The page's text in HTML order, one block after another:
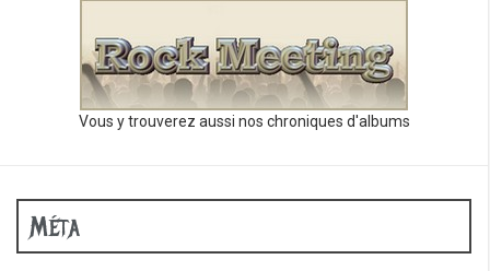
Vous y trouverez aussi nos chroniques d'albums
Méta